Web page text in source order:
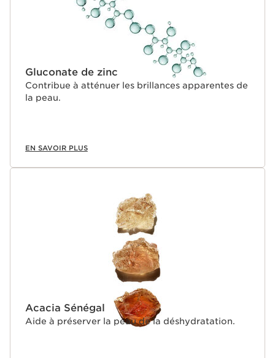
Gluconate de zinc
Contribue à atténuer les brillances apparentes de
la peau.
EN SAVOIR PLUS
Acacia Sénégal
Aide à préserver la peau de la déshydratation.